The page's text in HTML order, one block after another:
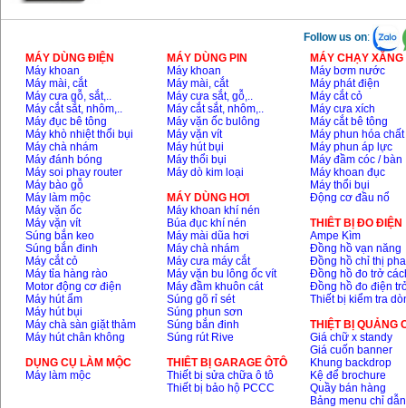
Follow us on:
MÁY DÙNG ĐIỆN
Máy khoan
Máy mài, cắt
Máy cưa gỗ, sắt,..
Máy cắt sắt, nhôm,..
Máy đục bê tông
Máy khò nhiệt thổi bụi
Máy chà nhám
Máy đánh bóng
Máy soi phay router
Máy bào gỗ
Máy làm mộc
Máy vặn ốc
Máy vặn vít
Súng bắn keo
Súng bắn đinh
Máy cắt cỏ
Máy tỉa hàng rào
Motor động cơ điện
Máy hút ẩm
Máy hút bụi
Máy chà sàn giặt thảm
Máy hút chân không
DỤNG CỤ LÀM MỘC
Máy làm mộc
MÁY DÙNG PIN
Máy khoan
Máy mài, cắt
Máy cưa sắt, gỗ,..
Máy cắt sắt, nhôm,..
Máy vặn ốc bulông
Máy vặn vít
Máy hút bụi
Máy thổi bụi
Máy dò kim loại
MÁY DÙNG HƠI
Máy khoan khí nén
Búa đục khí nén
Máy mài dũa hơi
Máy chà nhám
Máy cưa máy cắt
Máy vặn bu lông ốc vít
Máy đầm khuôn cát
Súng gõ rỉ sét
Súng phun sơn
Súng bắn đinh
Súng rút Rive
THIÊT BỊ GARAGE ÔTÔ
Thiết bị sửa chữa ô tô
Thiết bị bảo hộ PCCC
MÁY CHẠY
Máy bơm nước
Máy phát điện
Máy cắt cỏ
Máy cưa xích
Máy cắt bê tông
Máy phun hóa chất
Máy phun áp lực
Máy đầm cóc / bàn
Máy khoan đục
Máy thổi bụi
Động cơ đầu nổ
THIÊT BỊ ĐO ĐIỆN
Ampe Kìm
Đồng hồ vạn năng
Đồng hồ chỉ thị pha
Đồng hồ đo trở
Đồng hồ đo điện
Thiết bị kiểm tra
THIỆT BỊ QUẢNG
Giá chữ x standy
Giá cuốn banner
Khung backdrop
Kệ để brochure
Quầy bán hàng
Bảng menu chỉ dẫn